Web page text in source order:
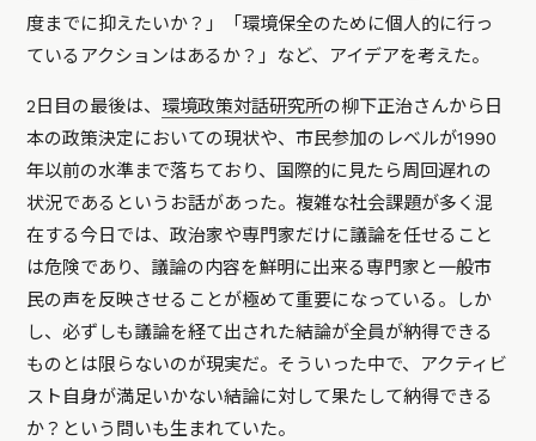
度までに抑えたいか？」「環境保全のために個人的に行っ
ているアクションはあるか？」など、アイデアを考えた。
2日目の最後は、 環境政策対話研究所の柳下正治さんから日
本の政策決定においての現状や、市民参加のレベルが1990
年以前の水準まで落ちており、国際的に見たら周回遅れの
状況であるというお話があった。複雑な社会課題が多く混
在する今日では、政治家や専門家だけに議論を任せること
は危険であり、議論の内容を鮮明に出来る専門家と一般市
民の声を反映させることが極めて重要になっている。しか
し、必ずしも議論を経て出された結論が全員が納得できる
ものとは限らないのが現実だ。そういった中で、アクティビ
スト自身が満足いかない結論に対して果たして納得できる
か？という問いも生まれていた。